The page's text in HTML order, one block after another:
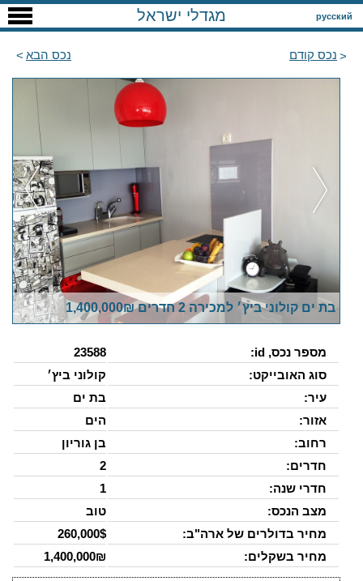
русский מגדלי ישראל
נכס קודם נכס הבא
בת ים קולוני ביץ׳ למכירה 2 חדרים 1,400,000₪
מספר נכס, id:
23588
סוג האובייקט:
קולוני ביץ׳
עיר:
בת ים
אזור:
הים
רחוב:
בן גוריון
חדרים:
2
חדרי שנה:
1
מצב הנכס:
טוב
מחיר בדולרים של ארה"ב:
260,000$
מחיר בשקלים:
1,400,000₪